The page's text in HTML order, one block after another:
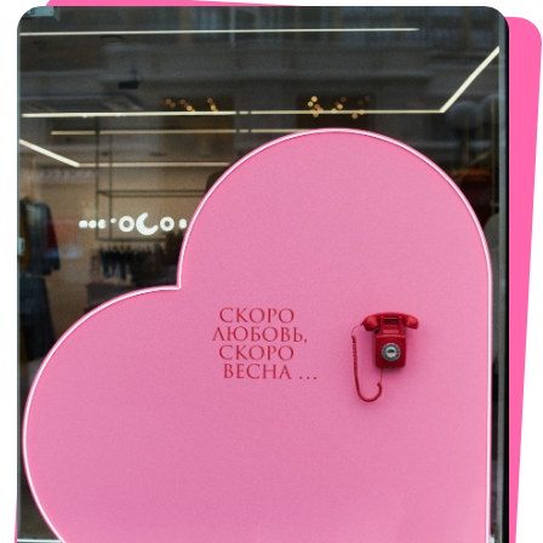
Сочи
Село Эстосадок, ТРЦ Горки Молл,
Горная Карусель, 3
+7 (919) 374-04-04
с 10-00 до 22-00
смотреть в Яндекс. Картах